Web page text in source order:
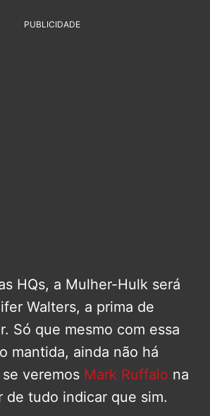
PUBLICIDADE
HQs, a Mulher-Hulk será
Walters, a prima de
Só que mesmo com essa
mantida, ainda não há
veremos Mark Ruffalo na
de tudo indicar que sim.